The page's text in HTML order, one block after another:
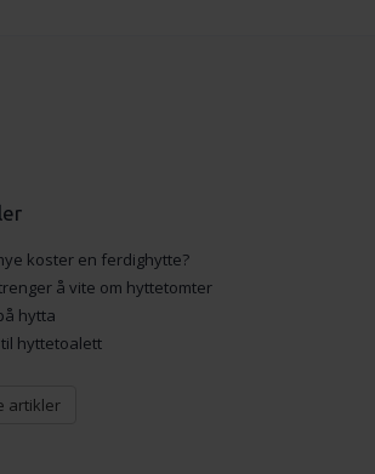
koster en ferdighytte?
å vite om hyttetomter
hytta
hyttetoalett
artikler